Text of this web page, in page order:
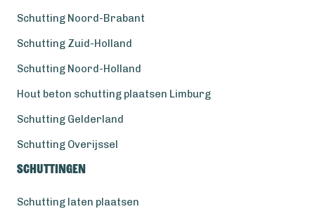
Schutting Noord-Brabant
Schutting Zuid-Holland
Schutting Noord-Holland
Hout beton schutting plaatsen Limburg
Schutting Gelderland
Schutting Overijssel
Schuttingen
Schutting laten plaatsen